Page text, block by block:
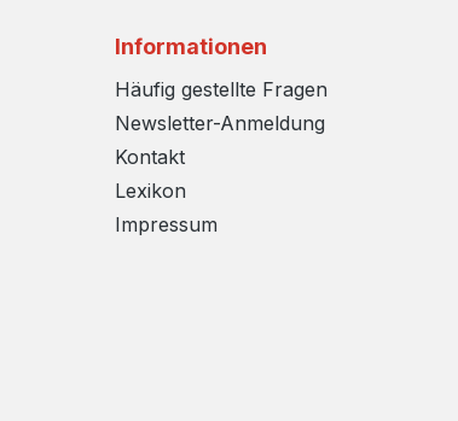
Informationen
Häufig gestellte Fragen
Newsletter-Anmeldung
Kontakt
Lexikon
Impressum